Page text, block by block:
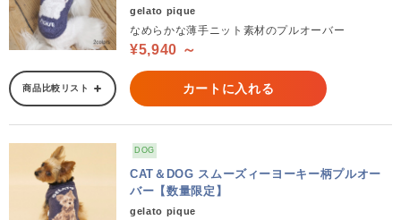
gelato pique
なめらかな薄手ニット素材のプルオーバー
¥5,940 ～
商品比較リスト カートに入れる
DOG
CAT＆DOG スムーズィーヨーキー柄プルオー
バー【数量限定】
gelato pique